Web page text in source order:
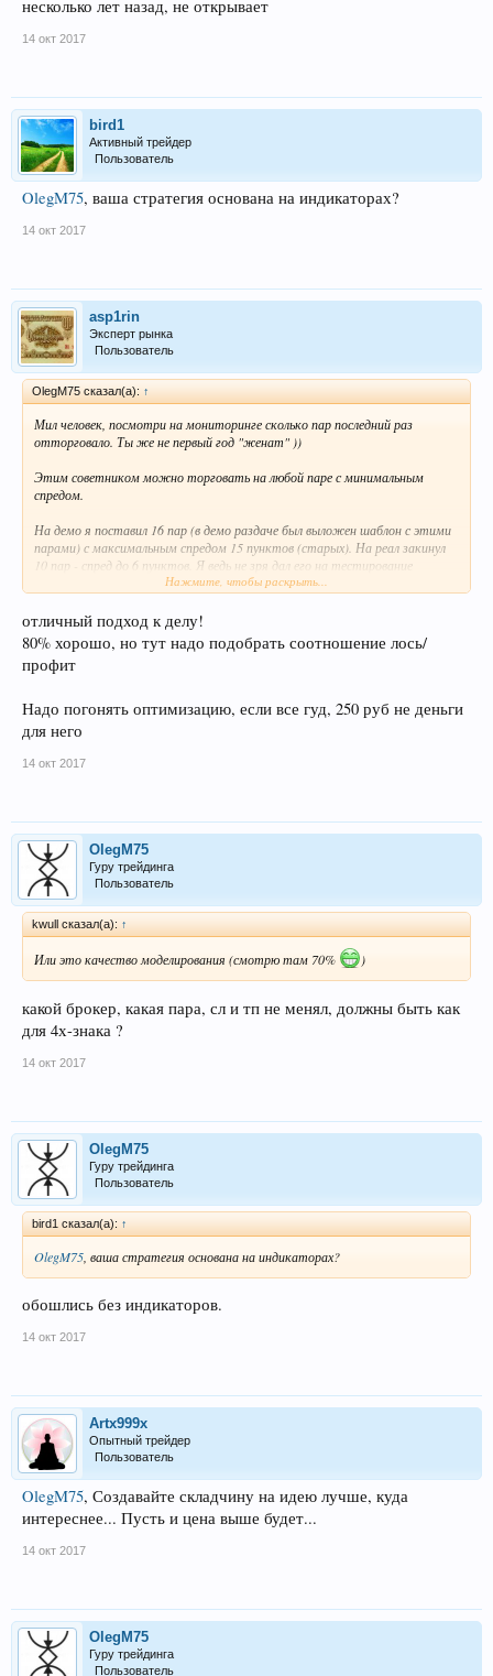
несколько лет назад, не открывает
14 окт 2017
bird1
Активный трейдер
Пользователь
OlegM75, ваша стратегия основана на индикаторах?
14 окт 2017
asp1rin
Эксперт рынка
Пользователь
OlegM75 сказал(а): ↑
Мил человек, посмотри на мониторинге сколько пар последний раз
отторговало. Ты же не первый год "женат" ))
Этим советником можно торговать на любой паре с минимальным
спредом.
На демо я поставил 16 пар (в демо раздаче был выложен шаблон с этими
парами) с максимальным спредом 15 пунктов (старых). На реал закинул
10 пар - спред до 6 пунктов. Я ведь не зря дал его на тестирование
заранее, чтобы можно было посмотреть Вин на разных парах. На данный
которые я тестировал, ниже 80% не опускалось. Как покажет реал
поглядим.
Мониторинг реала будет.
Нажмите, чтобы раскрыть...
отличный подход к делу!
80% хорошо, но тут надо подобрать соотношение лось/
профит
Надо погонять оптимизацию, если все гуд, 250 руб не деньги
для него
14 окт 2017
OlegM75
Гуру трейдинга
Пользователь
kwull сказал(а): ↑
Или это качество моделирования (смотрю там 70% )
какой брокер, какая пара, сл и тп не менял, должны быть как
для 4х-знака ?
14 окт 2017
OlegM75
Гуру трейдинга
Пользователь
bird1 сказал(а): ↑
OlegM75 , ваша стратегия основана на индикаторах?
обошлись без индикаторов.
14 окт 2017
Artx999x
Опытный трейдер
Пользователь
OlegM75, Создавайте складчину на идею лучше, куда
интереснее... Пусть и цена выше будет...
14 окт 2017
OlegM75
Гуру трейдинга
Пользователь